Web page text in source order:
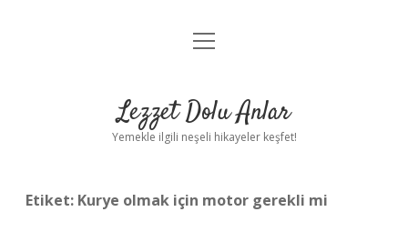
Anasayfa
Yasal Uyarı
menüyü
Lezzet Dolu Anlar
Yemekle ilgili neşeli hikayeler keşfet!
Etiket: Kurye olmak için motor gerekli mi